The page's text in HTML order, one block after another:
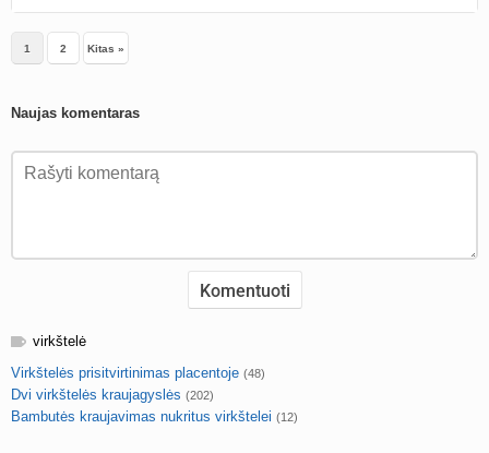
1 2 Kitas »
Naujas komentaras
virkštelė
Virkštelės prisitvirtinimas placentoje (48)
Dvi virkštelės kraujagyslės (202)
Bambutės kraujavimas nukritus virkštelei (12)